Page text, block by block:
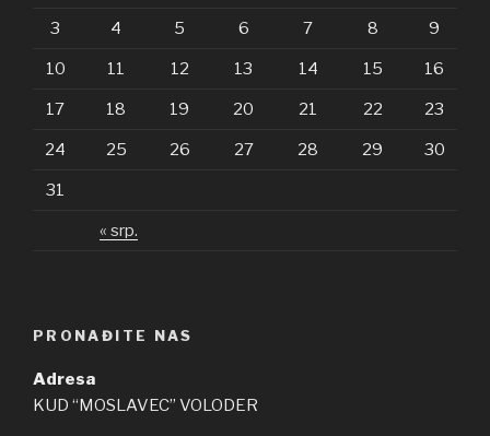
« srp.
3 4 5 6 7 8 9
10 11 12 13 14 15 16
17 18 19 20 21 22 23
24 25 26 27 28 29 30
31
PRONAĐITE NAS
Adresa
KUD “MOSLAVEC” VOLODER